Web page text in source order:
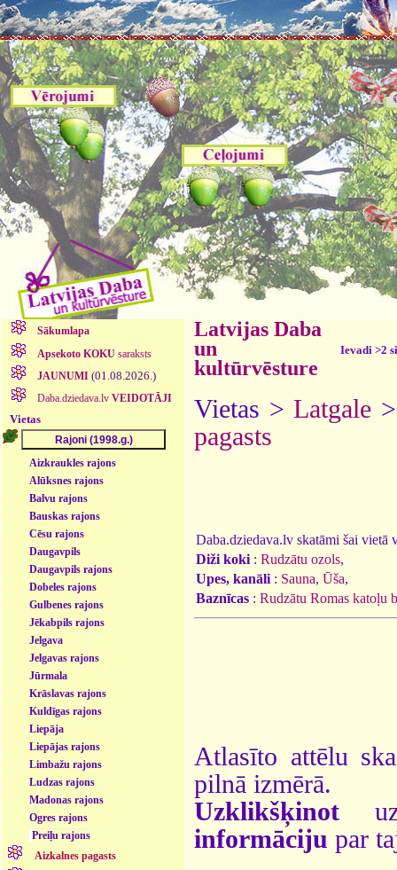
Sākumlapa
Apsekoto KOKUsaraksts
JAUNUMI (01.08.2026.)
Daba.dziedava.lv VEIDOTĀJI
Vietas
Aizkraukles rajons
Alūksnes rajons
Balvu rajons
Bauskas rajons
Cēsu rajons
Daugavpils
Daugavpils rajons
Dobeles rajons
Gulbenes rajons
Jēkabpils rajons
Jelgava
Jelgavas rajons
Jūrmala
Krāslavas rajons
Kuldīgas rajons
Liepāja
Liepājas rajons
Limbažu rajons
Ludzas rajons
Madonas rajons
Ogres rajons
Preiļu rajons
Aizkalnes pagasts
Latvijas Daba
un
kultūrvēsture
Ievadi >2
Vietas >Latgale
pagasts
Daba.dziedava.lv skatāmi šai vietā
Diži koki : Rudzātu ozols,
Upes, kanāli : Sauna, Ūša,
Baznīcas : Rudzātu Romas katoļu
Atlasīto attēlu
pilnā izmērā.
Uzklikšķinot
informāciju par